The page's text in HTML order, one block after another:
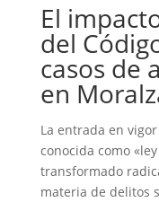
El
del
casos de
en
La entrada en
conocida como
transformado
materia de delitos